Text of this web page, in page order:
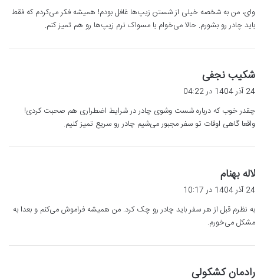
:
وای، من به شخصه خیلی از شستن زیپ‌ها غافل بودم! همیشه فکر می‌کردم که فقط
باید چادر رو بشورم. حالا می‌خوام با مسواک نرم زیپ‌ها رو هم تمیز کنم.
شکیب نجفی
ف
:
24 آذر 1404 در 04:22
چقدر خوب که درباره شست وشوی چادر در شرایط اضطراری هم صحبت کردی!
واقعا گاهی اوقات تو سفر مجبور می‌شیم چادر رو سریع تمیز کنیم.
لاله بهنام
ف
24 آذر 1404 در 10:17
به نظرم قبل از هر سفر باید چادر رو چک کرد. من همیشه فراموش می‌کنم و بعدا به
مشکل می‌خورم.
رادمان کشکولی